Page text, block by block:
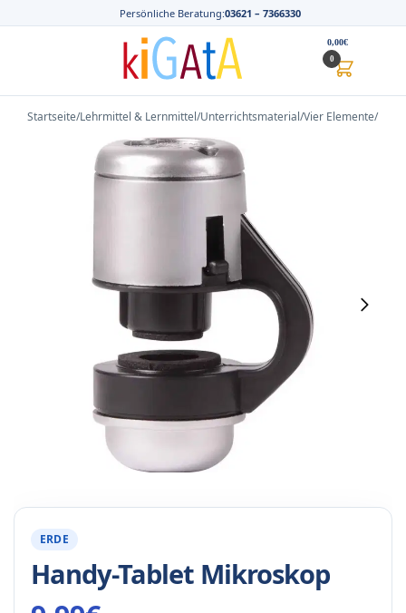
Persönliche Beratung:03621 – 7366330
0,00€
0
Startseite/Lehrmittel & Lernmittel/Unterrichtsmaterial/Vier Elemente/Erde
ERDE
Handy-Tablet Mikroskop